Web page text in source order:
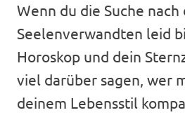
Wenn du die Suche nach
Seelenverwandten leid
Horoskop und dein
viel darüber sagen, wer
deinem Lebensstil